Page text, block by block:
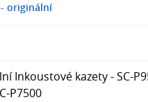
- originální
Inkoustové kazety - SC-
P7500